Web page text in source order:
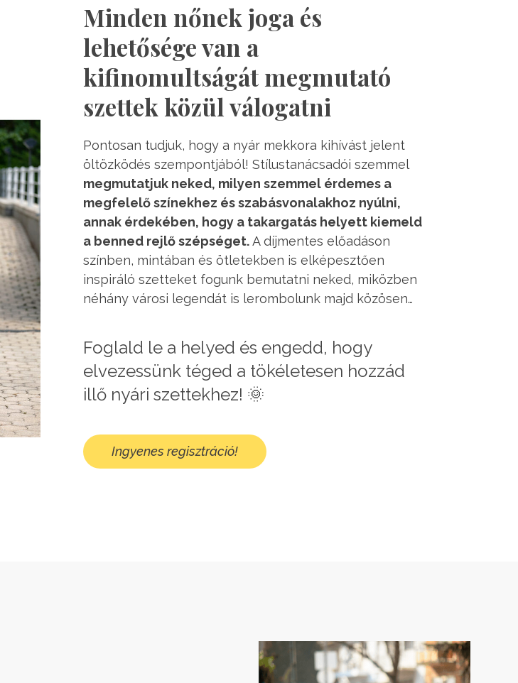
Minden nőnek joga és
lehetősége van a
kifinomultságát megmutató
szettek közül válogatni
Pontosan tudjuk, hogy a nyár mekkora kihívást jelent
öltözködés szempontjából! Stílustanácsadói szemmel
megmutatjuk neked, milyen szemmel érdemes a
megfelelő színekhez és szabásvonalakhoz nyúlni,
annak érdekében, hogy a takargatás helyett kiemeld
a benned rejlő szépséget.A díjmentes előadáson
színben, mintában és ötletekben is elképesztően
inspiráló szetteket fogunk bemutatni neked, miközben
néhány városi legendát is lerombolunk majd közösen…
Foglald le a helyed és engedd, hogy
elvezessünk téged a tökéletesen hozzád
illő nyári szettekhez! 🌞
Ingyenes regisztráció!